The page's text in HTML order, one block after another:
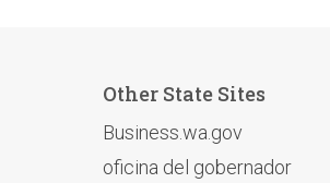
Other State Sites
Business.wa.gov
oficina del gobernador